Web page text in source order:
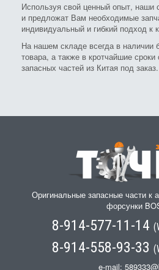
Используя свой ценный опыт, наши
и предложат Вам необходимые
индивидуальный и гибкий подход к
На нашем складе всегда в наличии
товара, а также в кротчайшие сроки
запасных частей из Китая под заказ.
Оригинальные запасные части к
форсунки
8-914-577-11-14
8-914-558-93-33
e-mail: